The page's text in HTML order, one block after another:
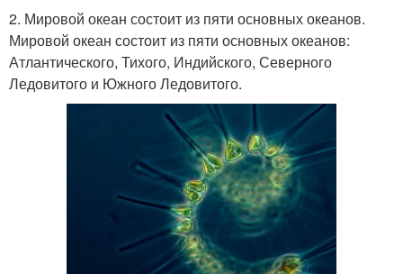
2. Мировой океан состоит из пяти основных океанов.
Мировой океан состоит из пяти основных океанов:
Атлантического, Тихого, Индийского, Северного
Ледовитого и Южного Ледовитого.